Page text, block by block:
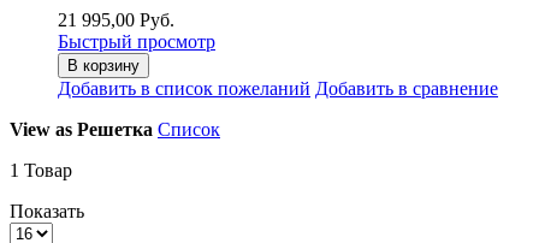
21 995,00 Руб.
Быстрый просмотр
В корзину
Добавить в список пожеланий Добавить в сравнение
View as Решетка Список
1 Товар
Показать